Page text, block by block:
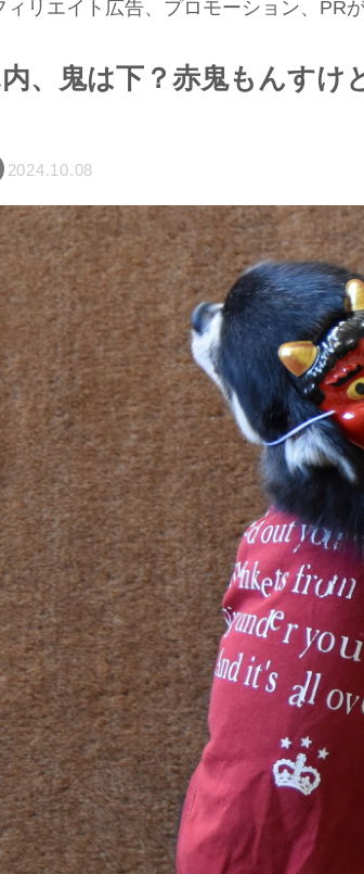
リエイト広告、プロモーション、PR
内、鬼は下？赤鬼もんすけ
2024.10.08